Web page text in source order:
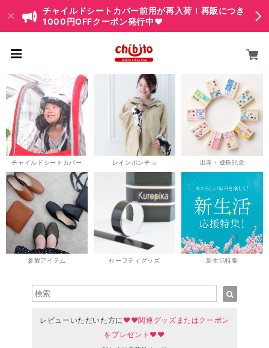
チャイルドシートカバー前用が再入荷！再販につき
1000円OFFクーポン発行中♥
チャイルドシートカバー レインポンチョ 出産・成長記念
参観アイテム セーフティグッズ 新生活特集
レビューいただいた方に ♥♥関連グッズまたはクーポン
をプレゼント♥♥